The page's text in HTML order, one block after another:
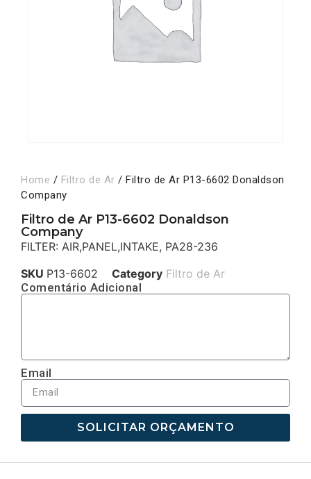
Home / Filtro de Ar / Filtro de Ar P13-6602 Donaldson
Company
Filtro de Ar P13-6602 Donaldson
Company
FILTER: AIR,PANEL,INTAKE, PA28-236
SKU P13-6602 Category Filtro de Ar
Comentário Adicional
Email
SOLICITAR ORÇAMENTO